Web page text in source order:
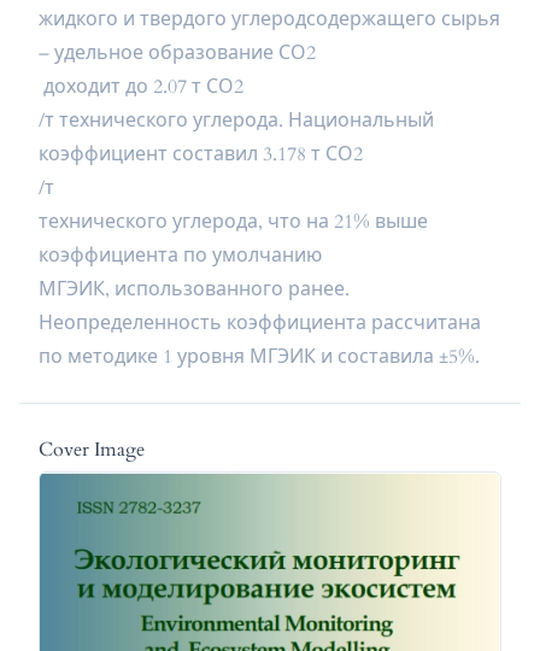
жидкого и твердого углеродсодержащего сырья
– удельное образование СО2
доходит до 2.07 т СО2
/т технического углерода. Национальный
коэффициент составил 3.178 т СО2
/т
технического углерода, что на 21% выше
коэффициента по умолчанию
МГЭИК, использованного ранее.
Неопределенность коэффициента рассчитана
по методике 1 уровня МГЭИК и составила ±5%.
Cover Image